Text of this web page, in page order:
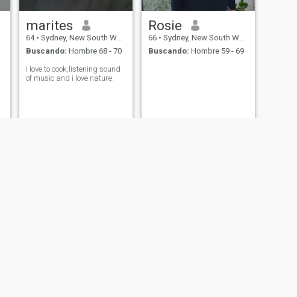
marites
64 • Sydney, New South Wales, Australia
Buscando: Hombre 68 - 70
i love to cook,listening sound
of music and i love nature.
Rosie
66 • Sydney, New South Wales, Australia
Buscando: Hombre 59 - 69